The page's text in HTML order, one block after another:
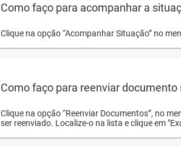
Como faço para acompanhar a
Clique na opção “Acompanhar Situação” no
Como faço para reenviar documento
Clique na opção “Reenviar Documentos”, no
ser reenviado. Localize-o na lista e clique em